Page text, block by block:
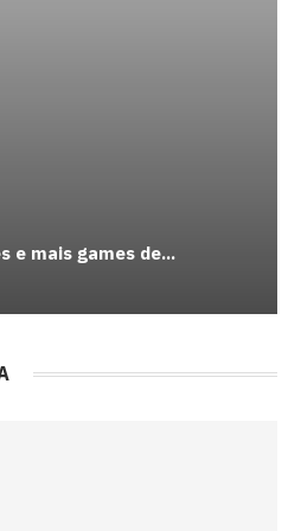
e mais games de...